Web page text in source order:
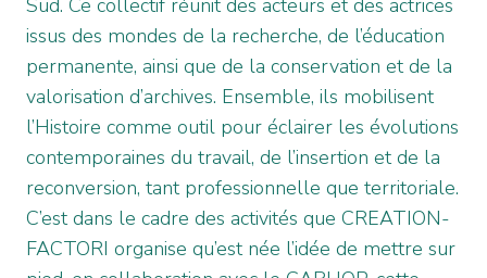
issus des mondes de la recherche, de l’éducation
permanente, ainsi que de la conservation et de la
valorisation d’archives. Ensemble, ils mobilisent
l’Histoire comme outil pour éclairer les évolutions
contemporaines du travail, de l’insertion et de la
reconversion, tant professionnelle que territoriale.
C’est dans le cadre des activités que CREATION-
FACTORI organise qu’est née l’idée de mettre sur